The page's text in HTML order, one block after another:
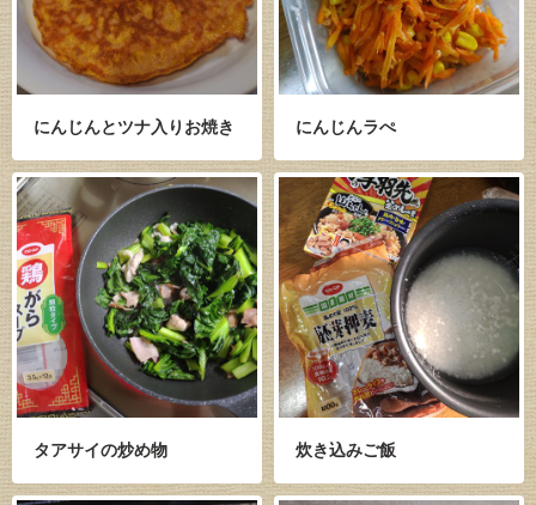
にんじんとツナ入りお焼き にんじんラぺ
タアサイの炒め物 炊き込みご飯